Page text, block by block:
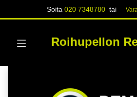
Soita020 7348780 tai
Roihupellon